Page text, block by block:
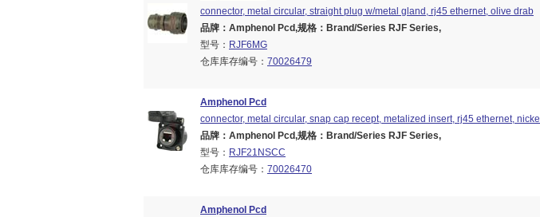
connector, metal circular, straight plug w/metal gland, rj45 ethernet, olive drab
品牌：Amphenol Pcd,规格：Brand/Series RJF Series,
型号： RJF6MG
仓库库存编号： 70026479
Amphenol Pcd
connector, metal circular, snap cap recept, metalized insert, rj45 ethernet, nickel
品牌：Amphenol Pcd,规格：Brand/Series RJF Series,
型号： RJF21NSCC
仓库库存编号： 70026470
Amphenol Pcd